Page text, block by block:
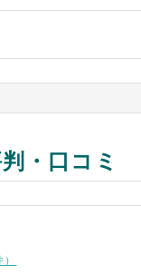
・口コミ